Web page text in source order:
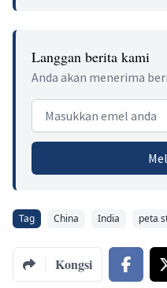
Langgan berita kami
Anda akan menerima
Email address
Tag China India peta
Kongsi